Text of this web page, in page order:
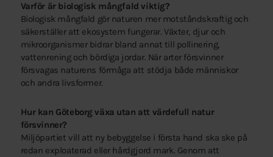
Varför är biologisk mångfald viktig?
Biologisk mångfald gör naturen mer motståndskraftig och
säkerställer att ekosystem fungerar. Växter, djur och
mikroorganismer bidrar bland annat till pollinering,
vattenrening och bördiga jordar. När arter försvinner
försvagas naturens förmåga att stödja både människor
och andra livsformer.
Hur kan Göteborg växa utan att värdefull natur
försvinner?
Miljöpartiet vill att ny bebyggelse i första hand ska ske på
redan exploaterad eller hårdgjord mark. Genom att